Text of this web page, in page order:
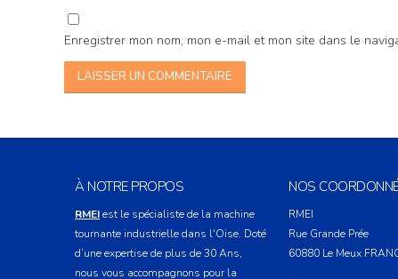
Enregistrer mon nom, mon e-mail et mon site dans le
À NOTRE PROPOS
RMEIest le spécialiste de la machine
tournante industrielle dans l'Oise. Doté
d’une expertise de plus de 30 Ans,
nous vous accompagnons pour la
NOS
RMEI
Rue Grande Prée
60880 Le Meux